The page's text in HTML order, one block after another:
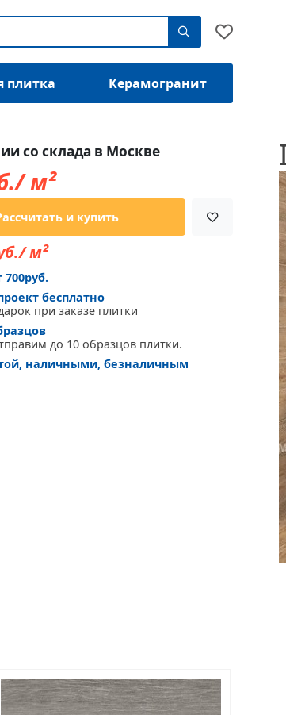
плитка Керамогранит
со склада в Москве
м²
и купить
м²
700руб.
бесплатно
при заказе плитки
до 10 образцов плитки.
наличными, безналичным